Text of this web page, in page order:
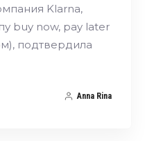
Klarna,
buy now, pay later
подтвердила
Anna Rina